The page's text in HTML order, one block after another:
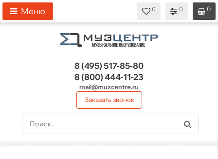
0
0
0
Меню
8 (495)517-85-80
8 (800)444-11-23
mail@muzcentre.ru
Заказать звонок